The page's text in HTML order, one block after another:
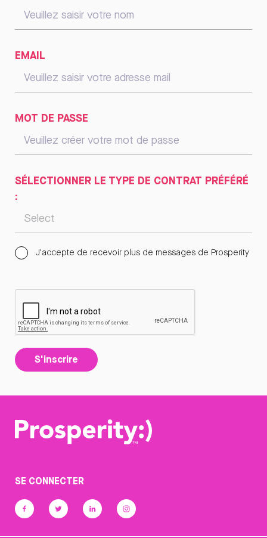
EMAIL
MOT DE PASSE
SÉLECTIONNER LE TYPE DE CONTRAT PRÉFÉRÉ
:
J'accepte de recevoir plus de messages de Prosperity
S'inscrire
SE CONNECTER